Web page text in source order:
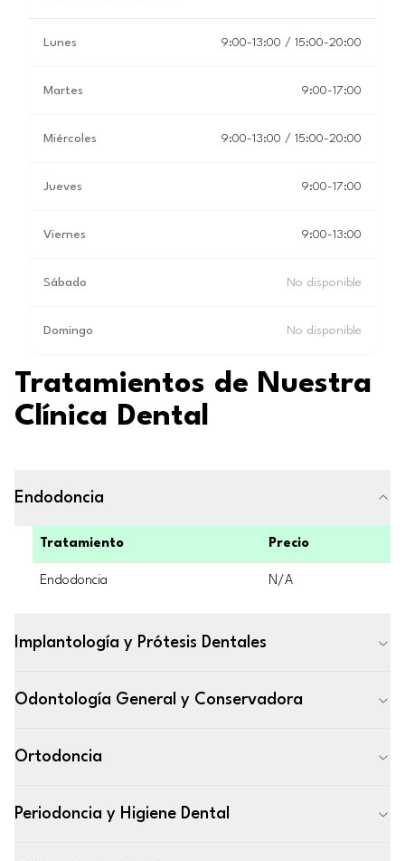
Lunes 9:00-13:00 / 15:00-20:00
Martes 9:00-17:00
Miércoles 9:00-13:00 / 15:00-20:00
Jueves 9:00-17:00
Viernes 9:00-13:00
Sábado No disponible
Domingo No disponible
Tratamientos de Nuestra
Clínica Dental
Endodoncia
Tratamiento Precio
Endodoncia N/A
Implantología y Prótesis Dentales
Odontología General y Conservadora
Ortodoncia
Periodoncia y Higiene Dental